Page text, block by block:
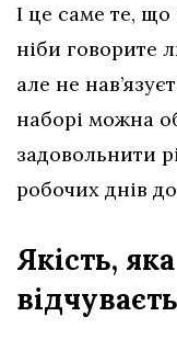
І це саме те,
ніби говорите
але не
наборі можна
задовольнити
робочих днів
Якість,